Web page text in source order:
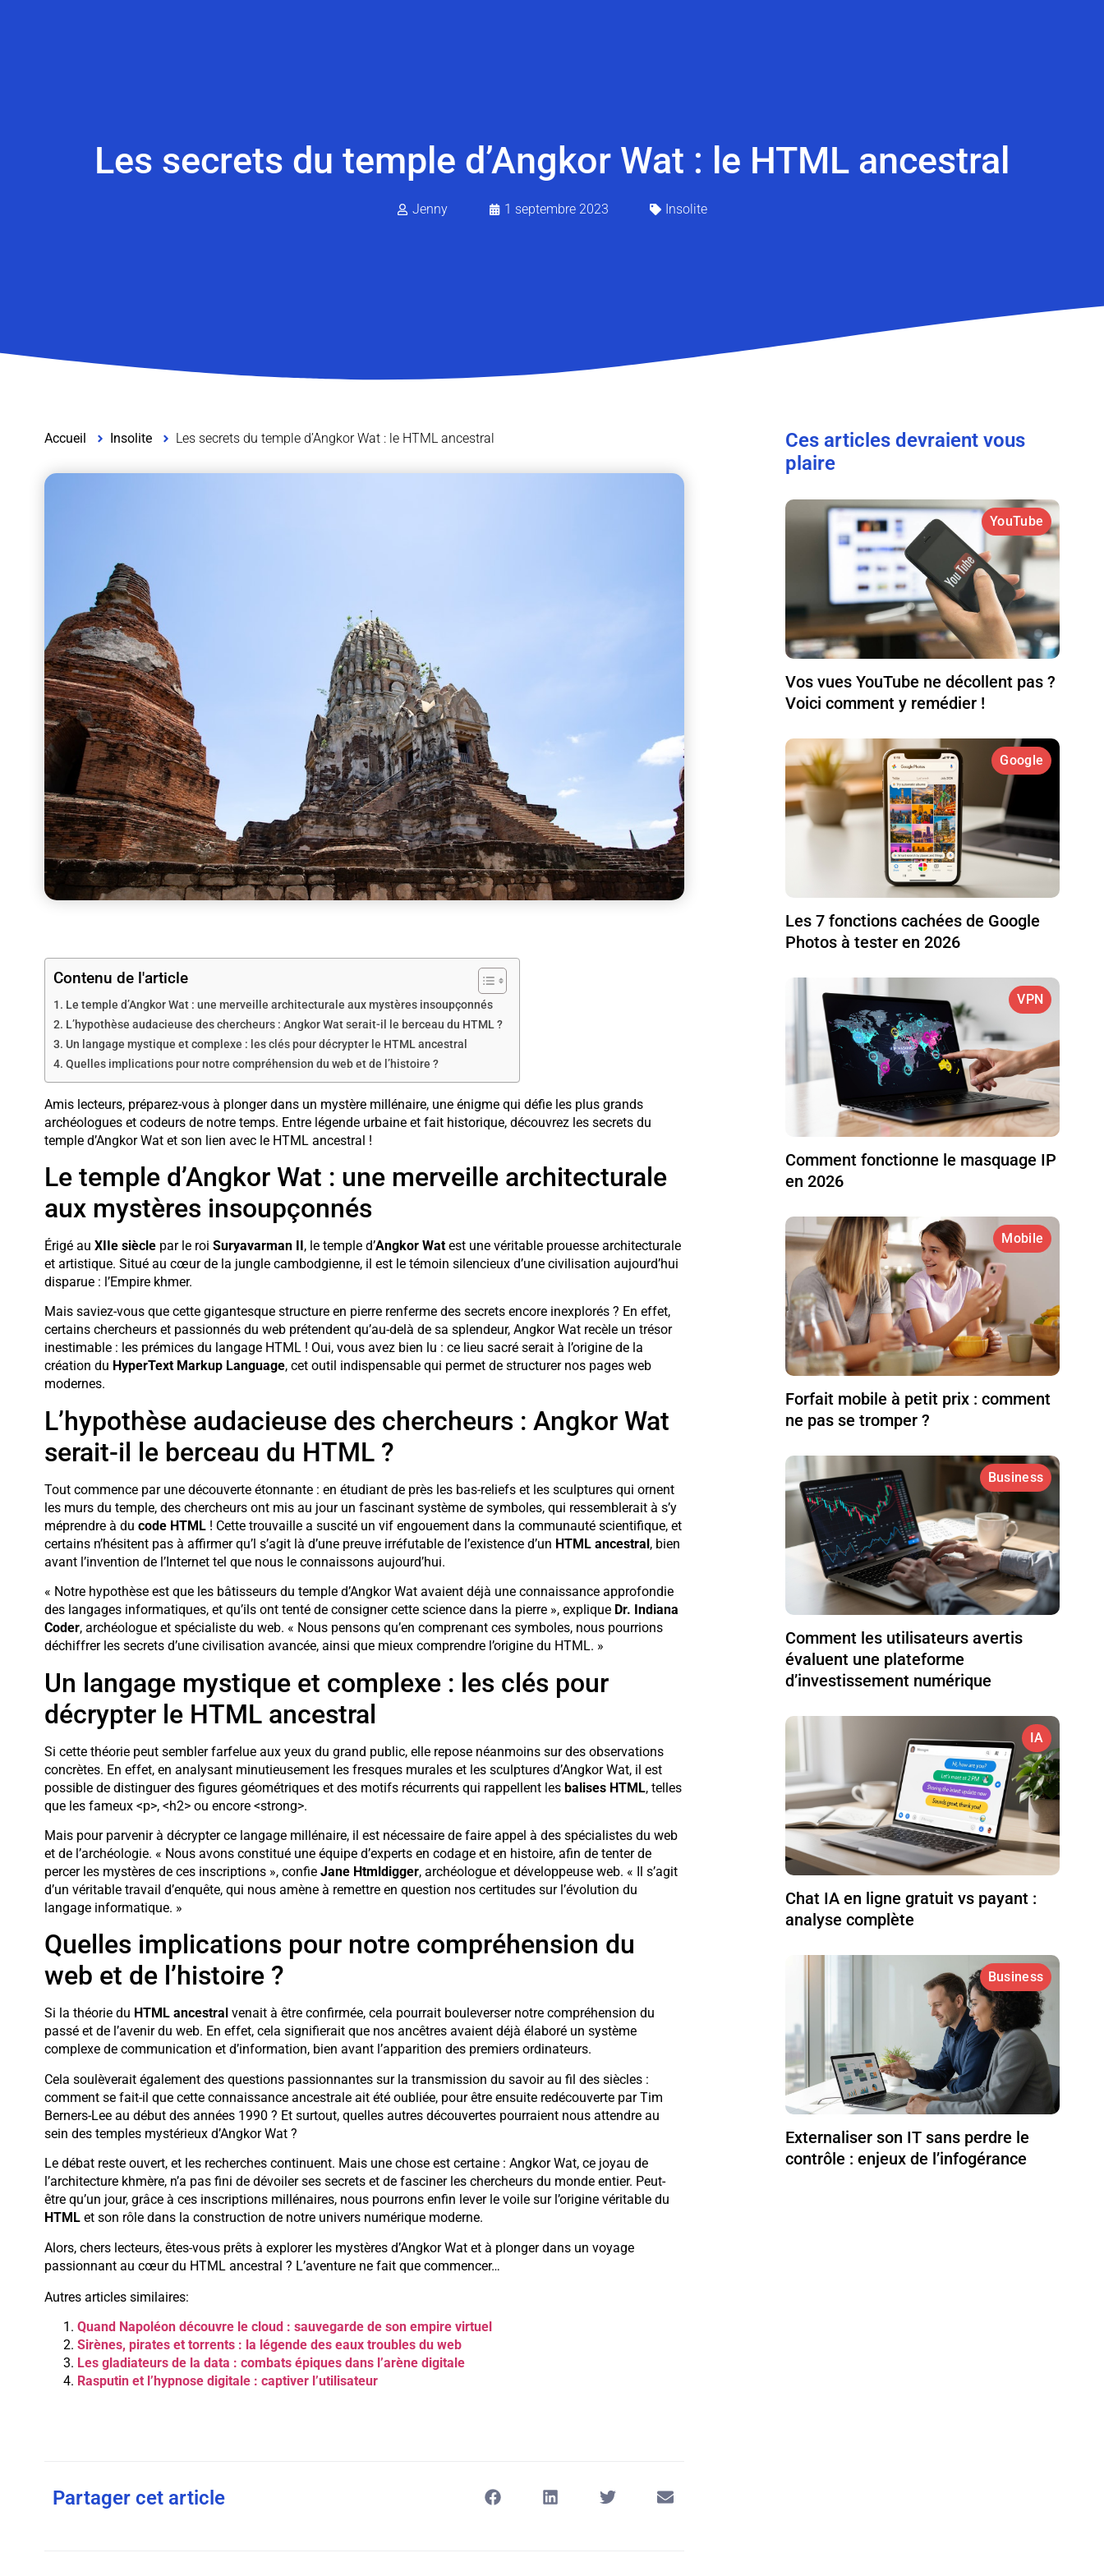
Les secrets du temple d’Angkor Wat : le HTML ancestral
Jenny 1 septembre 2023 Insolite
Accueil Insolite Les secrets du temple d’Angkor Wat : le HTML ancestral
Contenu de l'article
Le temple d’Angkor Wat : une merveille architecturale aux mystères insoupçonnés
L’hypothèse audacieuse des chercheurs : Angkor Wat serait-il le berceau du HTML ?
Un langage mystique et complexe : les clés pour décrypter le HTML ancestral
Quelles implications pour notre compréhension du web et de l’histoire ?
Amis lecteurs, préparez-vous à plonger dans un mystère millénaire, une énigme qui défie les plus grands
archéologues et codeurs de notre temps. Entre légende urbaine et fait historique, découvrez les secrets du
temple d’Angkor Wat et son lien avec le HTML ancestral !
Le temple d’Angkor Wat : une merveille architecturale
aux mystères insoupçonnés
Érigé au XIIe sièclepar le roi Suryavarman II, le temple d’Angkor Watest une véritable prouesse architecturale
et artistique. Situé au cœur de la jungle cambodgienne, il est le témoin silencieux d’une civilisation aujourd’hui
disparue : l’Empire khmer.
Mais saviez-vous que cette gigantesque structure en pierre renferme des secrets encore inexplorés ? En effet,
certains chercheurs et passionnés du web prétendent qu’au-delà de sa splendeur, Angkor Wat recèle un trésor
inestimable : les prémices du langage HTML ! Oui, vous avez bien lu : ce lieu sacré serait à l’origine de la
création du HyperText Markup Language, cet outil indispensable qui permet de structurer nos pages web
modernes.
L’hypothèse audacieuse des chercheurs : Angkor Wat
serait-il le berceau du HTML ?
Tout commence par une découverte étonnante : en étudiant de près les bas-reliefs et les sculptures qui ornent
les murs du temple, des chercheurs ont mis au jour un fascinant système de symboles, qui ressemblerait à s’y
méprendre à du code HTML! Cette trouvaille a suscité un vif engouement dans la communauté scientifique, et
certains n’hésitent pas à affirmer qu’l s’agit là d’une preuve irréfutable de l’existence d’un HTML ancestral, bien
avant l’invention de l’Internet tel que nous le connaissons aujourd’hui.
« Notre hypothèse est que les bâtisseurs du temple d’Angkor Wat avaient déjà une connaissance approfondie
des langages informatiques, et qu’ils ont tenté de consigner cette science dans la pierre », explique Dr. Indiana
Coder, archéologue et spécialiste du web. « Nous pensons qu’en comprenant ces symboles, nous pourrions
déchiffrer les secrets d’une civilisation avancée, ainsi que mieux comprendre l’origine du HTML. »
Un langage mystique et complexe : les clés pour
décrypter le HTML ancestral
Si cette théorie peut sembler farfelue aux yeux du grand public, elle repose néanmoins sur des observations
concrètes. En effet, en analysant minutieusement les fresques murales et les sculptures d’Angkor Wat, il est
possible de distinguer des figures géométriques et des motifs récurrents qui rappellent les balises HTML, telles
que les fameux <p>, <h2> ou encore <strong>.
Mais pour parvenir à décrypter ce langage millénaire, il est nécessaire de faire appel à des spécialistes du web
et de l’archéologie. « Nous avons constitué une équipe d’experts en codage et en histoire, afin de tenter de
percer les mystères de ces inscriptions », confie Jane Htmldigger, archéologue et développeuse web. « Il s’agit
d’un véritable travail d’enquête, qui nous amène à remettre en question nos certitudes sur l’évolution du
langage informatique. »
Quelles implications pour notre compréhension du
web et de l’histoire ?
Si la théorie du HTML ancestral venait à être confirmée, cela pourrait bouleverser notre compréhension du
passé et de l’avenir du web. En effet, cela signifierait que nos ancêtres avaient déjà élaboré un système
complexe de communication et d’information, bien avant l’apparition des premiers ordinateurs.
Cela soulèverait également des questions passionnantes sur la transmission du savoir au fil des siècles :
comment se fait-il que cette connaissance ancestrale ait été oubliée, pour être ensuite redécouverte par Tim
Berners-Lee au début des années 1990 ? Et surtout, quelles autres découvertes pourraient nous attendre au
sein des temples mystérieux d’Angkor Wat ?
Le débat reste ouvert, et les recherches continuent. Mais une chose est certaine : Angkor Wat, ce joyau de
l’architecture khmère, n’a pas fini de dévoiler ses secrets et de fasciner les chercheurs du monde entier. Peut-
être qu’un jour, grâce à ces inscriptions millénaires, nous pourrons enfin lever le voile sur l’origine véritable du
HTMLet son rôle dans la construction de notre univers numérique moderne.
Alors, chers lecteurs, êtes-vous prêts à explorer les mystères d’Angkor Wat et à plonger dans un voyage
passionnant au cœur du HTML ancestral ? L’aventure ne fait que commencer…
Autres articles similaires:
Quand Napoléon découvre le cloud : sauvegarde de son empire virtuel
Sirènes, pirates et torrents : la légende des eaux troubles du web
Les gladiateurs de la data : combats épiques dans l’arène digitale
Rasputin et l’hypnose digitale : captiver l’utilisateur
Partager cet article
Ces articles devraient vous
plaire
YouTube
Vos vues YouTube ne décollent pas ?
Voici comment y remédier !
Google
Les 7 fonctions cachées de Google
Photos à tester en 2026
VPN
Comment fonctionne le masquage IP
en 2026
Mobile
Forfait mobile à petit prix : comment
ne pas se tromper ?
Business
Comment les utilisateurs avertis
évaluent une plateforme
d’investissement numérique
IA
Chat IA en ligne gratuit vs payant :
analyse complète
Business
Externaliser son IT sans perdre le
contrôle : enjeux de l’infogérance